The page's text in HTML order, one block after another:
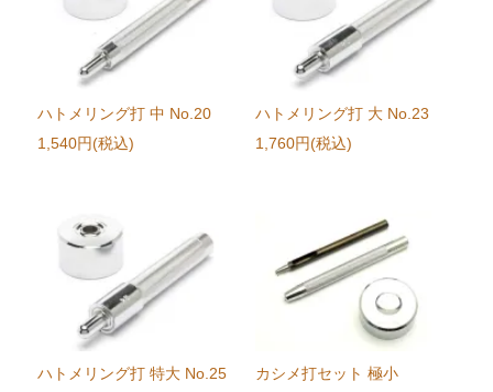
ハトメリング打 中 No.20
1,540円(税込)
ハトメリング打 大 No.23
1,760円(税込)
ハトメリング打 特大 No.25
カシメ打セット 極小